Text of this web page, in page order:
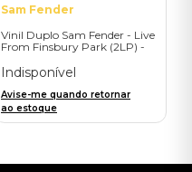
Sam Fender
Vinil Duplo Sam Fender - Live
From Finsbury Park (2LP) -
Indisponível
Avise-me quando retornar
ao estoque